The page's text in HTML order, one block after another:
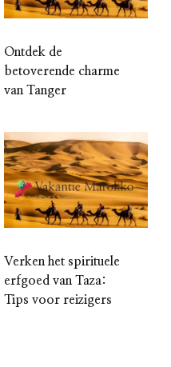
Ontdek de
betoverende charme
van Tanger
Verken het spirituele
erfgoed van Taza:
Tips voor reizigers